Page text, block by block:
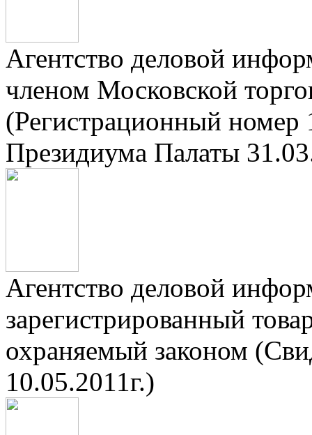
Агентство деловой
членом Московской
(Регистрационный
Президиума Палаты
Агентство деловой
зарегистрированный
охраняемый законом
10.05.2011г.)